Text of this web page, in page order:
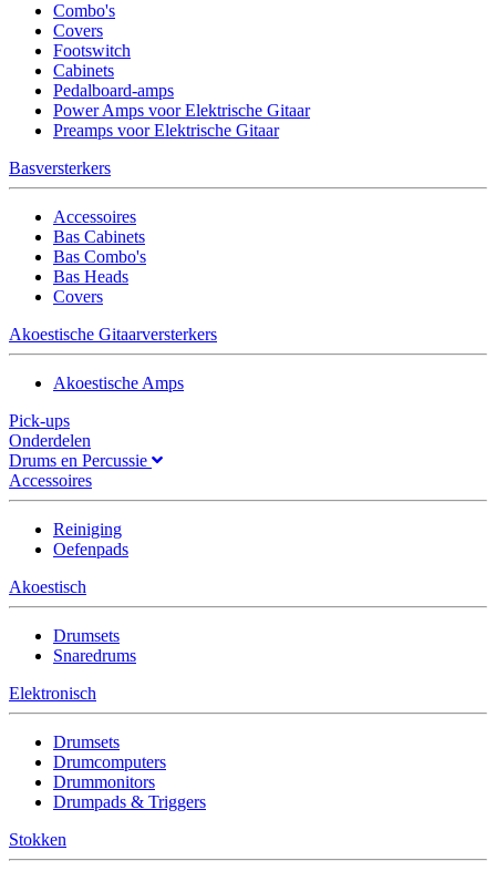
Combo's
Covers
Footswitch
Cabinets
Pedalboard-amps
Power Amps voor Elektrische Gitaar
Preamps voor Elektrische Gitaar
Basversterkers
Accessoires
Bas Cabinets
Bas Combo's
Bas Heads
Covers
Akoestische Gitaarversterkers
Akoestische Amps
Pick-ups
Onderdelen
Drums en Percussie
Accessoires
Reiniging
Oefenpads
Akoestisch
Drumsets
Snaredrums
Elektronisch
Drumsets
Drumcomputers
Drummonitors
Drumpads & Triggers
Stokken